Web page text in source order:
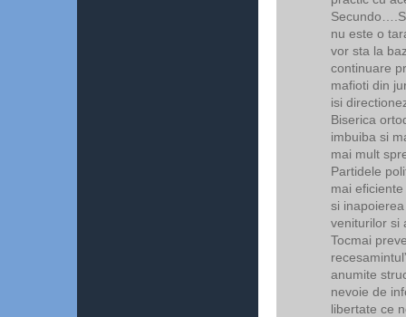
nu este o
vor sta la
continuare
mafioti din
isi
Biserica
imbuiba si
mai mult
Partidele
mai
si
veniturilor si
Tocmai
anumite
nevoie de
libertate ce